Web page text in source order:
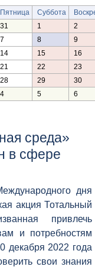
Пятница Суббота
31 1
2
7 8
9
14 15
16
21 22
23
28 29
30
4 5 6
среда»
в сфере
дня
акция Тотальный
привлечь
и потребностям
декабря 2022 года
свои знания